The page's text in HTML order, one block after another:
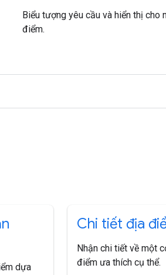
Biểu tượng yêu cầu và hiển thị cho
điểm.
dựa
Chi tiết địa
Nhận chi tiết về một
điểm ưa thích cụ thể.